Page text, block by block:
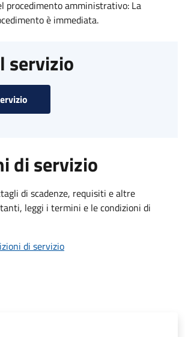
procedimento amministrativo: La
è immediata.
servizio
di servizio
di scadenze, requisiti e altre
leggi i termini e le condizioni di
di servizio